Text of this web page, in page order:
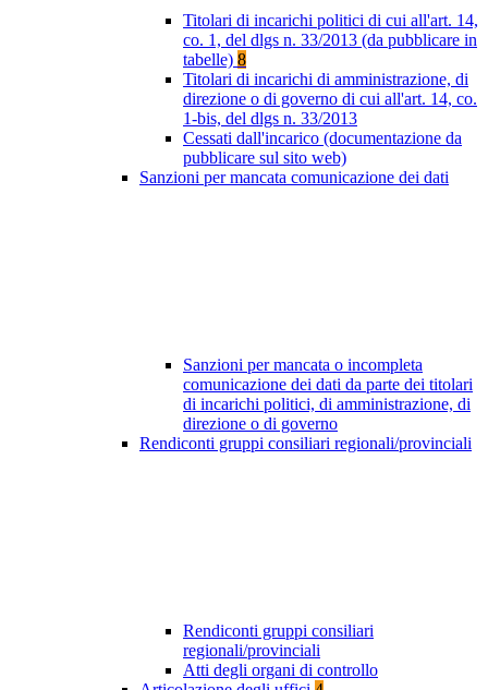
Titolari di incarichi politici di cui all'art. 14,
co. 1, del dlgs n. 33/2013 (da pubblicare in
tabelle) 8
Titolari di incarichi di amministrazione, di
direzione o di governo di cui all'art. 14, co.
1-bis, del dlgs n. 33/2013
Cessati dall'incarico (documentazione da
pubblicare sul sito web)
Sanzioni per mancata comunicazione dei dati
Sanzioni per mancata o incompleta
comunicazione dei dati da parte dei titolari
di incarichi politici, di amministrazione, di
direzione o di governo
Rendiconti gruppi consiliari regionali/provinciali
Rendiconti gruppi consiliari
regionali/provinciali
Atti degli organi di controllo